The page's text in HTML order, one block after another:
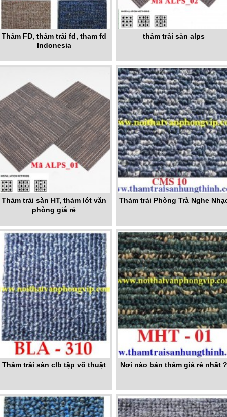
Thảm FD, thảm trải fd, tham fd
Indonesia
thảm trải sàn alps
Thảm trải sàn HT, thảm lót văn
phòng giá rẻ
Thảm trải Phòng Trà Nghe
Thảm trải sàn clb tập võ thuật Nơi nào bán thảm giá rẻ nhất